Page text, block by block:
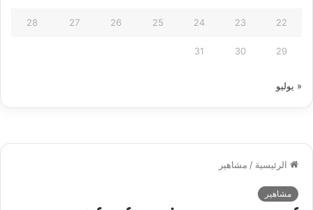
22
23
24
25
26
27
28
29
30
31
« يوليو